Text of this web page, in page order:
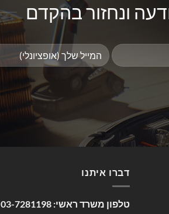
ונחזור בהקדם
דברו איתנו
טלפון משרד ראשי: 03-7281198